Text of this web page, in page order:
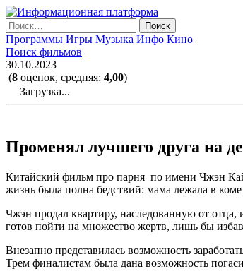
Skip
to
the
content
Найти:
Программы Игры Музыка Инфо Кино
Поиск фильмов
30.10.2023
(8 оценок, средняя: 4,00)
Загрузка...
Променял лучшего друга на
Китайский фильм про парня по имени Чжэн
жизнь была полна бедствий: мама лежала в
Чжэн продал квартиру, наследованную от
готов пойти на множество жертв, лишь бы
Внезапно представилась возможность
Трем финалистам была дана возможность